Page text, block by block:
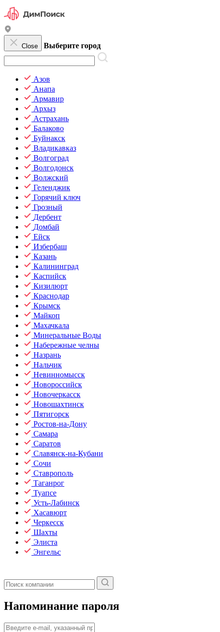
Close Выберите город
Азов
Анапа
Армавир
Архыз
Астрахань
Балаково
Буйнакск
Владикавказ
Волгоград
Волгодонск
Волжский
Геленджик
Горячий ключ
Грозный
Дербент
Домбай
Ейск
Избербаш
Казань
Калининград
Каспийск
Кизилюрт
Краснодар
Крымск
Майкоп
Махачкала
Минеральные Воды
Набережные челны
Назрань
Нальчик
Невинномысск
Новороссийск
Новочеркасск
Новошахтинск
Пятигорск
Ростов-на-Дону
Самара
Саратов
Славянск-на-Кубани
Сочи
Ставрополь
Таганрог
Туапсе
Усть-Лабинск
Хасавюрт
Черкесск
Шахты
Элиста
Энгельс
Напоминание пароля